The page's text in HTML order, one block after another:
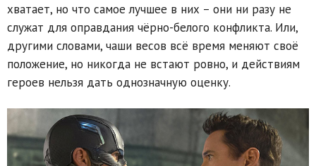
хватает, но что самое лучшее в них – они ни разу не
служат для оправдания чёрно-белого конфликта. Или,
другими словами, чаши весов всё время меняют своё
положение, но никогда не встают ровно, и действиям
героев нельзя дать однозначную оценку.